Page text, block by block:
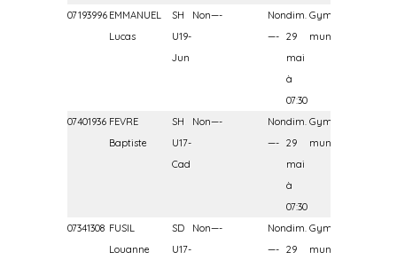
07193996 EMMANUEL
Lucas
SH
U19-
Jun
Non—-
Non
—-
dim.
29
mai
à
07:30
Gymnase
municipal
07401936 FEVRE
Baptiste
SH
U17-
Cad
Non—-
Non
—-
dim.
29
mai
à
07:30
Gymnase
municipal
07341308 FUSIL
Louanne
SD
U17-
Non—-
Non
—-
dim.
29
Gymnase
municipal